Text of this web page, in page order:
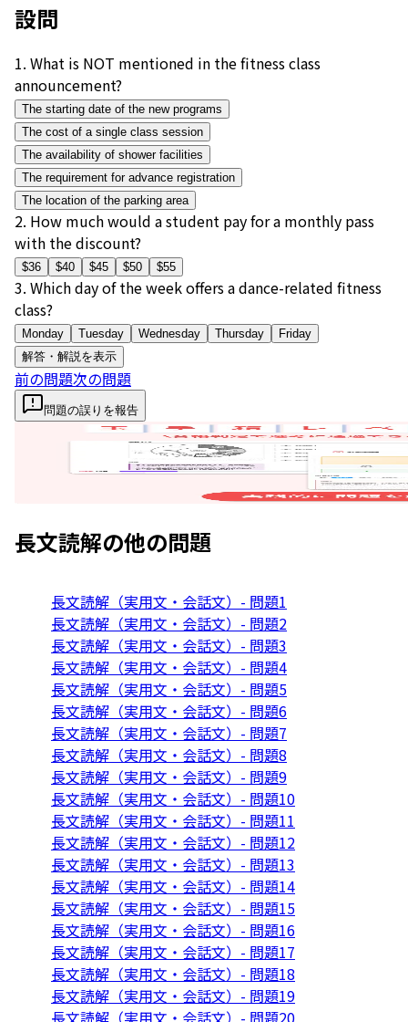
設問
1. What is NOT mentioned in the fitness class
announcement?
The starting date of the new programs
The cost of a single class session
The availability of shower facilities
The requirement for advance registration
The location of the parking area
2. How much would a student pay for a monthly pass
with the discount?
$36 $40 $45 $50 $55
3. Which day of the week offers a dance-related fitness
class?
Monday Tuesday Wednesday Thursday
Friday
解答・解説を表示
前の問題次の問題
問題の誤りを報告
長文読解の他の問題
長文読解（実用文・会話文）- 問題1
長文読解（実用文・会話文）- 問題2
長文読解（実用文・会話文）- 問題3
長文読解（実用文・会話文）- 問題4
長文読解（実用文・会話文）- 問題5
長文読解（実用文・会話文）- 問題6
長文読解（実用文・会話文）- 問題7
長文読解（実用文・会話文）- 問題8
長文読解（実用文・会話文）- 問題9
長文読解（実用文・会話文）- 問題10
長文読解（実用文・会話文）- 問題11
長文読解（実用文・会話文）- 問題12
長文読解（実用文・会話文）- 問題13
長文読解（実用文・会話文）- 問題14
長文読解（実用文・会話文）- 問題15
長文読解（実用文・会話文）- 問題16
長文読解（実用文・会話文）- 問題17
長文読解（実用文・会話文）- 問題18
長文読解（実用文・会話文）- 問題19